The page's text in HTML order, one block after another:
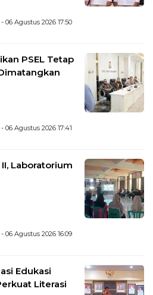
- 06 Agustus 2026 17:50
PSEL Tetap
- 06 Agustus 2026 17:41
Laboratorium
- 06 Agustus 2026 16:09
Edukasi
Literasi